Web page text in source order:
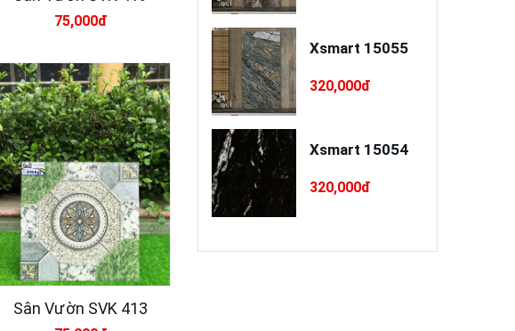
75,000đ
Sân Vườn SVK 413
dẻo cao cấp
MINSANDO
MSD-L68-XT75
95,000đ
Nhà Ý RI 5PC55
110,000đ
Xsmart 15055
320,000đ
Xsmart 15054
320,000đ